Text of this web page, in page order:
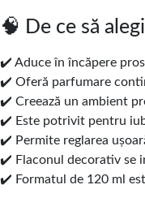
🧠 De ce să
✔️ Aduce în încăpere
✔️ Oferă parfumare
✔️ Creează un ambient
✔️ Este potrivit pentru
✔️ Permite reglarea
✔️ Flaconul decorativ se
✔️ Formatul de 120 ml